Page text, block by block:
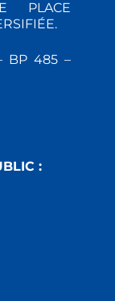
PLACE
BP 485 –
: